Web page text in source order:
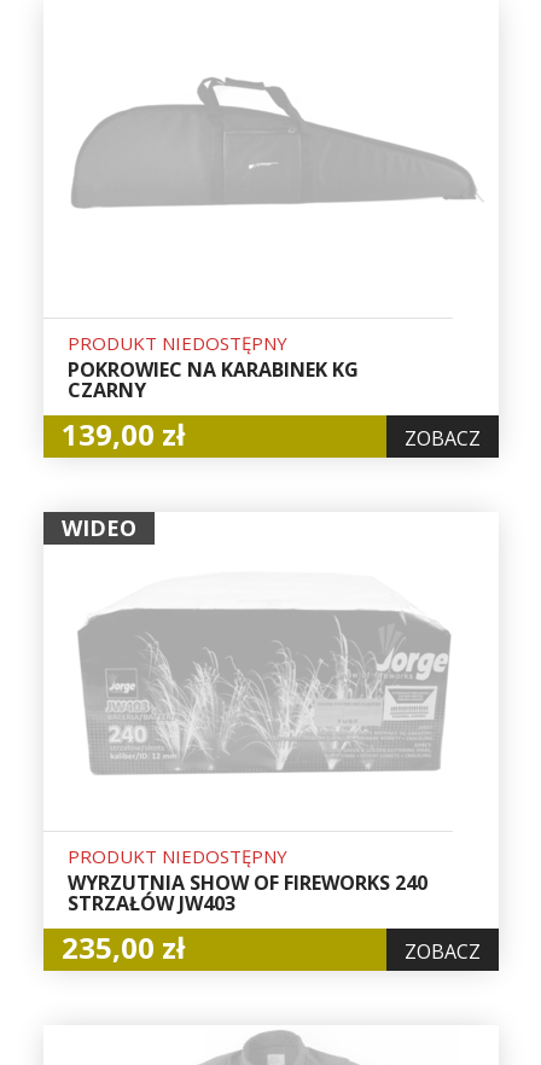
PRODUKT NIEDOSTĘPNY
POKROWIEC NA KARABINEK KG
CZARNY
139,00 zł ZOBACZ
WIDEO
PRODUKT NIEDOSTĘPNY
WYRZUTNIA SHOW OF FIREWORKS 240
STRZAŁÓW JW403
235,00 zł ZOBACZ